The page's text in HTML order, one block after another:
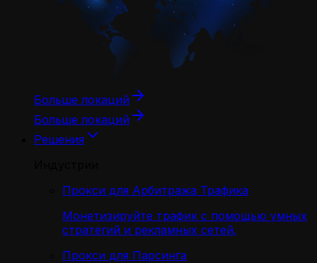
Больше локаций
Больше локаций
Решения
Прокси для Арбитража Трафика
Монетизируйте трафик с помощью умных
стратегий и рекламных сетей.
Прокси для Парсинга